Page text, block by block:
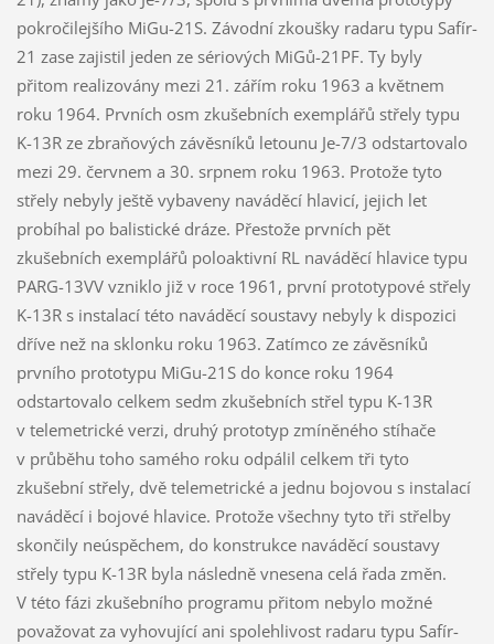
pokročilejšího MiGu-21S. Závodní zkoušky radaru typu Safír-
21 zase zajistil jeden ze sériových MiGů-21PF. Ty byly
přitom realizovány mezi 21. zářím roku 1963 a květnem
roku 1964. Prvních osm zkušebních exemplářů střely typu
K-13R ze zbraňových závěsníků letounu Je-7/3 odstartovalo
mezi 29. červnem a 30. srpnem roku 1963. Protože tyto
střely nebyly ještě vybaveny naváděcí hlavicí, jejich let
probíhal po balistické dráze. Přestože prvních pět
zkušebních exemplářů poloaktivní RL naváděcí hlavice typu
PARG-13VV vzniklo již v roce 1961, první prototypové střely
K-13R s instalací této naváděcí soustavy nebyly k dispozici
dříve než na sklonku roku 1963. Zatímco ze závěsníků
prvního prototypu MiGu-21S do konce roku 1964
odstartovalo celkem sedm zkušebních střel typu K-13R
v telemetrické verzi, druhý prototyp zmíněného stíhače
v průběhu toho samého roku odpálil celkem tři tyto
zkušební střely, dvě telemetrické a jednu bojovou s instalací
naváděcí i bojové hlavice. Protože všechny tyto tři střelby
skončily neúspěchem, do konstrukce naváděcí soustavy
střely typu K-13R byla následně vnesena celá řada změn.
V této fázi zkušebního programu přitom nebylo možné
považovat za vyhovující ani spolehlivost radaru typu Safír-